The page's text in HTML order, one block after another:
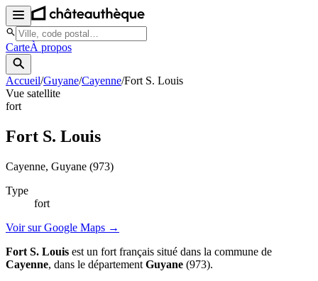
CarteÀ propos
Accueil/Guyane/Cayenne/Fort S. Louis
Vue satellite
fort
Fort S. Louis
Cayenne, Guyane (973)
Type
fort
Voir sur Google Maps →
Fort S. Louis est un fort français situé dans la commune de
Cayenne, dans le département Guyane (973).